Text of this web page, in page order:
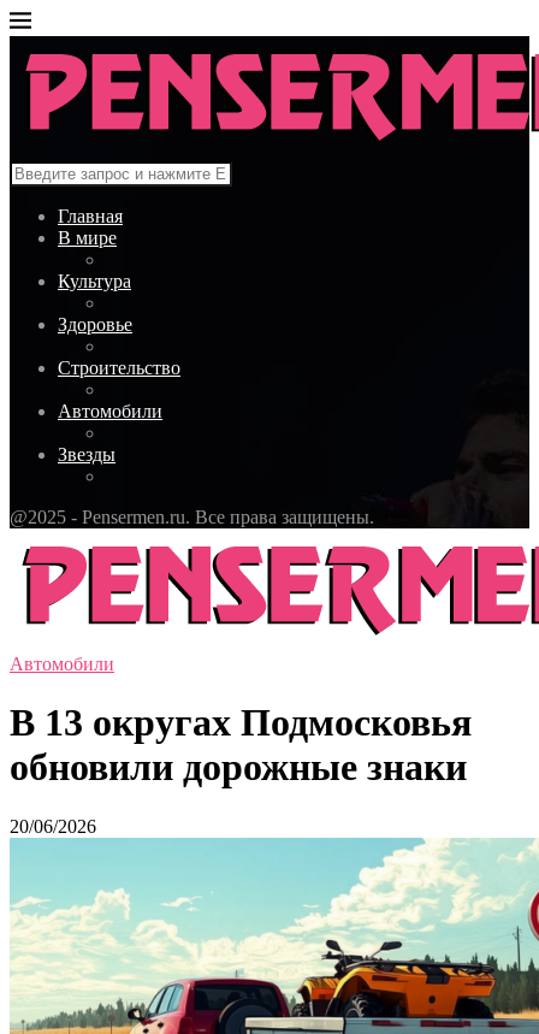
Главная
В мире
Культура
Здоровье
Строительство
Автомобили
Звезды
@2025 - Pensermen.ru. Все права защищены.
Автомобили
В 13 округах Подмосковья
обновили дорожные знаки
20/06/2026